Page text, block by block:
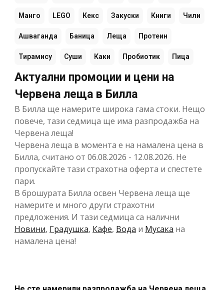
Манго LEGO Кекс Закуски Книги Чили
Ашваганда Баница Леща Протеин
Тирамису Суши Каки Пробиотик Пица
Актуални промоции и цени на
Червена леща в Билла
В Билла ще намерите широка гама стоки. Нещо
повече, тази седмица ще има разпродажба на
Червена леща!
Червена леща в момента е на намалена цена в
Билла, считано от 06.08.2026 - 12.08.2026. Не
пропускайте тази страхотна оферта и спестете
пари.
В брошурата Билла освен Червена леща ще
намерите и много други страхотни
предложения. И тази седмица са налични
Новини, Градушка, Кафе, Вода и Мусака на
намалена цена!